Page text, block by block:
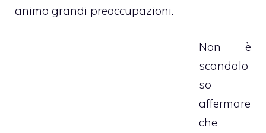
animo grandi preoccupazioni.
Non è
scandalo
so
affermare
che